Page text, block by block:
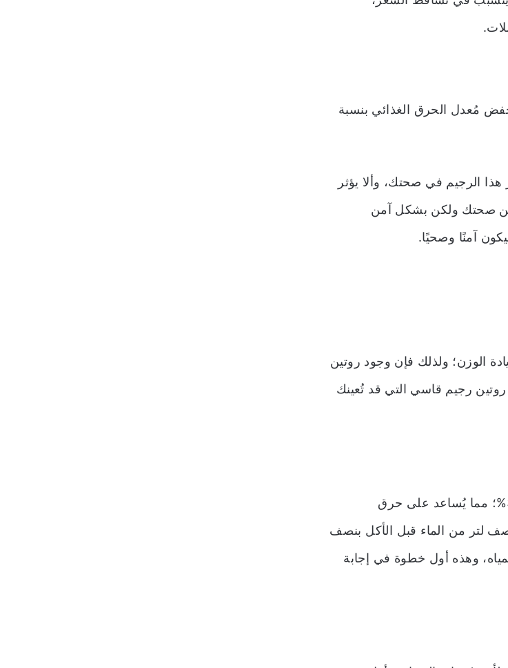
مُعدل الحرق الغذائي بنسبة
الرجيم في صحتك، وألا يؤثر
صحتك ولكن بشكل آمن
الوزن؛ ولذلك فإن وجود روتين
رجيم قاسي التي قد تُعينك
لأن تناول المياه بوفرة يعمل على زيادة التمثيل الغذائي بنسب 24-30%؛ مما يُساعد على حرق
لتر من الماء قبل الأكل بنصف
ممن لا يتناولون المياه، وهذه أول خطوة في إجابة